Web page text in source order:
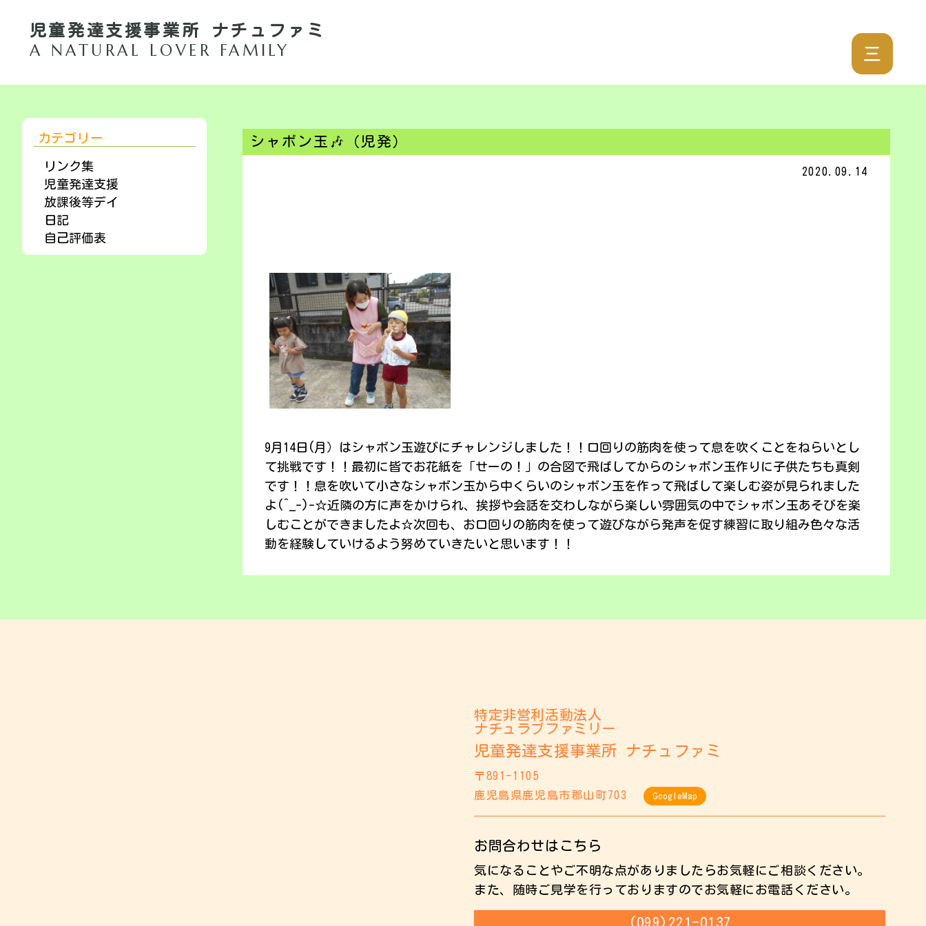
児童発達支援事業所 ナチュファミ
A NATURAL LOVER FAMILY 三
シャボン玉🎶（児発）
2020.09.14
9月14日(月）はシャボン玉遊びにチャレンジしました！！口回りの筋肉を使って息を吹くことをねらいとし
て挑戦です！！最初に皆でお花紙を「せーの！」の合図で飛ばしてからのシャボン玉作りに子供たちも真剣
です！！息を吹いて小さなシャボン玉から中くらいのシャボン玉を作って飛ばして楽しむ姿が見られました
よ(^_-)-☆近隣の方に声をかけられ、挨拶や会話を交わしながら楽しい雰囲気の中でシャボン玉あそびを楽
しむことができましたよ☆次回も、お口回りの筋肉を使って遊びながら発声を促す練習に取り組み色々な活
動を経験していけるよう努めていきたいと思います！！
カテゴリー
リンク集
児童発達支援
放課後等デイ
日記
自己評価表
特定非営利活動法人
ナチュラブファミリー
児童発達支援事業所 ナチュファミ
〒891-1105
鹿児島県鹿児島市郡山町703
GoogleMap
お問合わせはこちら
気になることやご不明な点がありましたらお気軽にご相談ください。
また、随時ご見学を行っておりますのでお気軽にお電話ください。
(099)221-0137